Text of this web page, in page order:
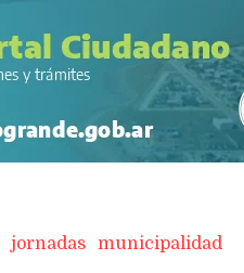
jornadas municipalidad